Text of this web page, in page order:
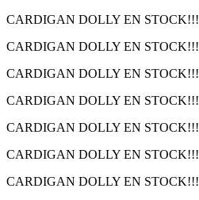
CARDIGAN DOLLY EN STOCK!!!
CARDIGAN DOLLY EN STOCK!!!
CARDIGAN DOLLY EN STOCK!!!
CARDIGAN DOLLY EN STOCK!!!
CARDIGAN DOLLY EN STOCK!!!
CARDIGAN DOLLY EN STOCK!!!
CARDIGAN DOLLY EN STOCK!!!